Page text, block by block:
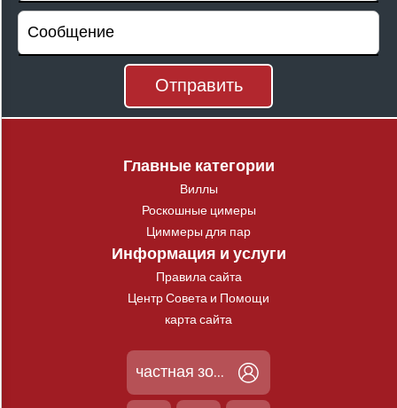
Главные категории
Виллы
Роскошные цимеры
Циммеры для пар
Информация и услуги
Правила сайта
Центр Совета и Помощи
карта сайта
частная зона